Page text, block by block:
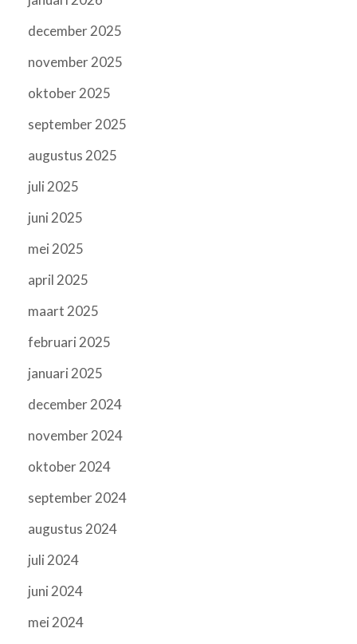
december 2025
november 2025
oktober 2025
september 2025
augustus 2025
juli 2025
juni 2025
mei 2025
april 2025
maart 2025
februari 2025
januari 2025
december 2024
november 2024
oktober 2024
september 2024
augustus 2024
juli 2024
juni 2024
mei 2024